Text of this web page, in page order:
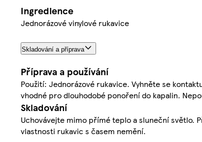
Ingredience
Jednorázové vinylové rukavice
Skladování a příprava
Příprava a používání
Použití: Jednorázové rukavice. Vyhněte se
vhodné pro dlouhodobé ponoření do kapalin.
Skladování
Uchovávejte mimo přímé teplo a sluneční světlo.
vlastnosti rukavic s časem nemění.